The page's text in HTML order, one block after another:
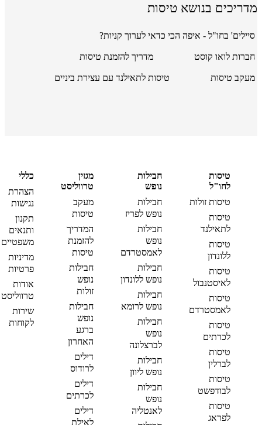
מדריכים בנושא טיסות
סיילים' בחו"ל - איפה הכי כדאי לערוך קניות?
חברות לואו קוסט מדריך להזמנת טיסות
מעקב טיסות טיסות לתאילנד עם עצירת ביניים
טיסות
לחו"ל
טיסות זולות
טיסות
לתאילנד
טיסות
ללונדון
טיסות
לאיסטנבול
טיסות
לאמסטרדם
טיסות
לכרתים
טיסות
לברלין
טיסות
לבודפשט
טיסות
לפראג
חבילות
נופש
חבילות
נופש לפריז
חבילות
נופש
לאמסטרדם
חבילות
נופש ללונדון
חבילות
נופש לרומא
חבילות
נופש
לברצלונה
חבילות
נופש ליוון
חבילות
נופש
לאנטליה
מגזין
טרווליסט
מעקב
טיסות
המדריך
להזמנת
טיסות
חבילות
נופש
זולות
חבילות
נופש
ברגע
האחרון
דילים
לרודוס
דילים
לכרתים
דילים
לאילת
כללי
הצהרת
נגישות
תקנון
ותנאים
משפטיים
מדיניות
פרטיות
אודות
טרווליסט
שירות
לקוחות